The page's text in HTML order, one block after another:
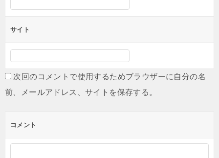
サイト
次回のコメントで使用するためブラウザーに自分の名
前、メールアドレス、サイトを保存する。
コメント